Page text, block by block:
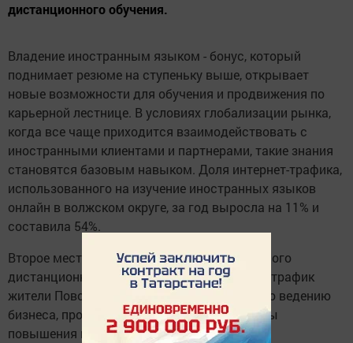
дистанционного обучения.
Владение иностранным языком - бонус, который
поднимает резюме на ступеньку выше, открывает
новые возможности для обучения и продвижения по
карьерной лестнице. В условиях глобализации рынка,
когда все чаще приходится взаимодействовать с
иностранными клиентами и партнерами, такие знания
становятся базовым навыком. Доля интернет-трафика,
использованного на изучение иностранных языков
онлайн в волжском округе, за год выросла на 11% и
составила 54%.
Второе место (12%) заняли порталы школьного
дистанционного образования. Оставшийся трафик
жители Поволжья расходуют на обучение по ведению
бизнеса, программированию, дизайну, сайты
повышения квалификации для педагогов и